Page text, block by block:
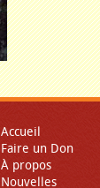
Accueil
Faire un Don
À propos
Nouvelles